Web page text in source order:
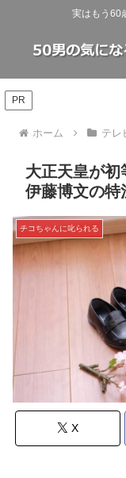
実はもう60
PR
ホーム テレ
大正天皇が初
伊藤博文の特
チコちゃんに叱られる
X